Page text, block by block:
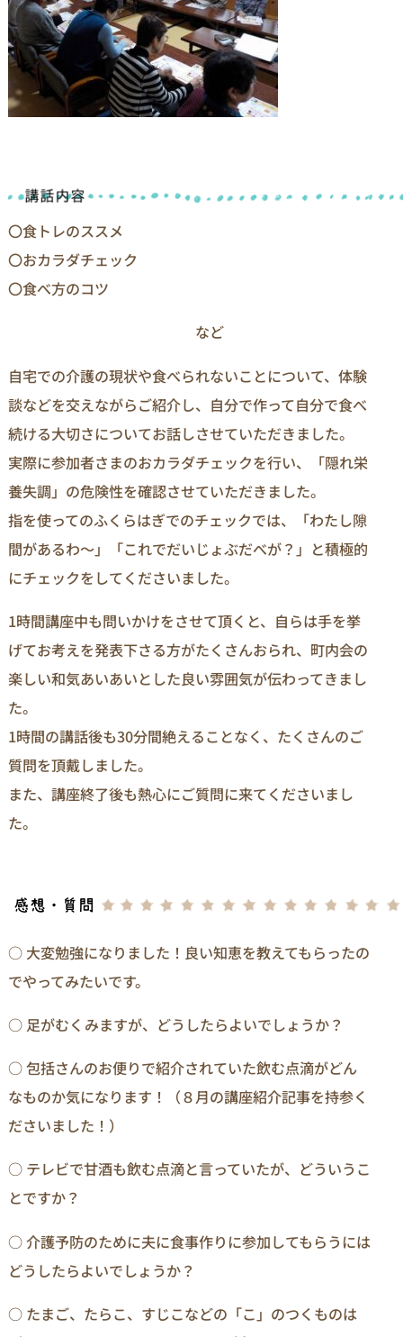
〇食トレのススメ
〇おカラダチェック
〇食べ方のコツ
など
自宅での介護の現状や食べられないことについて、体験
談などを交えながらご紹介し、自分で作って自分で食べ
続ける大切さについてお話しさせていただきました。
実際に参加者さまのおカラダチェックを行い、「隠れ栄
養失調」の危険性を確認させていただきました。
指を使ってのふくらはぎでのチェックでは、「わたし隙
間があるわ～」「これでだいじょぶだべが？」と積極的
にチェックをしてくださいました。
1時間講座中も問いかけをさせて頂くと、自らは手を挙
げてお考えを発表下さる方がたくさんおられ、町内会の
楽しい和気あいあいとした良い雰囲気が伝わってきまし
た。
1時間の講話後も30分間絶えることなく、たくさんのご
質問を頂戴しました。
また、講座終了後も熱心にご質問に来てくださいまし
た。
○ 大変勉強になりました！良い知恵を教えてもらったの
でやってみたいです。
○ 足がむくみますが、どうしたらよいでしょうか？
○ 包括さんのお便りで紹介されていた飲む点滴がどん
なものか気になります！（８月の講座紹介記事を持参く
ださいました！）
○ テレビで甘酒も飲む点滴と言っていたが、どういうこ
とですか？
○ 介護予防のために夫に食事作りに参加してもらうには
どうしたらよいでしょうか？
○ たまご、たらこ、すじこなどの「こ」のつくものは